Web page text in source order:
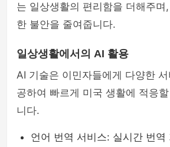
는 일상생활의 편리함을 더해주며
한 불안을 줄여줍니다.
일상생활에서의 AI 활용
AI 기술은 이민자들에게 다양한
공하여 빠르게 미국 생활에 적응
니다.
언어 번역 서비스: 실시간 번역